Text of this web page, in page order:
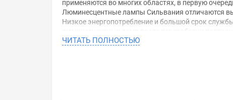
применяются во многих областях, в первую
Люминесцентные лампы Сильвания отличаются
Низкое энергопотребление и большой срок
люминесцентных ламп после переработки
производстве другой продукции.
люминофоров, можно изменять цветность
Они могут работать как в обычных стартерно-
ЧИТАТЬ ПОЛНОСТЬЮ